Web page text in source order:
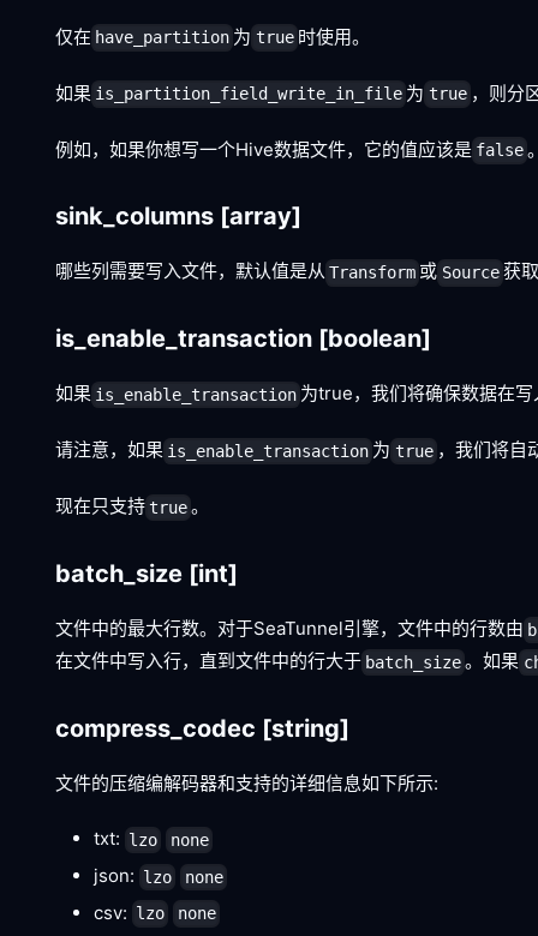
仅在 have_partition 为 true 时使用。
如果 is_partition_field_write_in_file 为 true ，则分
例如，如果你想写一个Hive数据文件，它的值应该是 false
sink_columns [array]
哪些列需要写入文件，默认值是从 Transform 或 Source 获
is_enable_transaction [boolean]
如果 is_enable_transaction 为true，我们将确保数据在
请注意，如果 is_enable_transaction 为 true ，我们将自
现在只支持true 。
batch_size [int]
文件中的最大行数。对于SeaTunnel引擎，文件中的行数由
在文件中写入行，直到文件中的行大于 batch_size 。如果
compress_codec [string]
文件的压缩编解码器和支持的详细信息如下所示:
txt: lzo none
json: lzo none
csv: lzo none